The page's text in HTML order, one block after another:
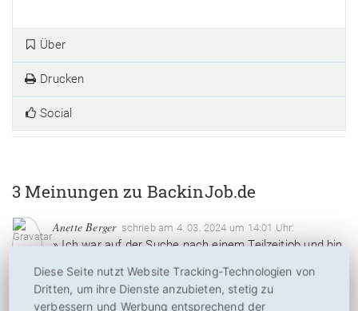
Über
Drucken
Social
3 Meinungen zu BackinJob.de
Anette Bergerschrieb am 4. 03. 2024 um 14:01 Uhr:
» Ich war auf der Suche nach einem Teilzeitjob und bin
auf backinjob.de gestoßen. Die Seite ist sehr gut
strukturiert und ich habe viele aktuelle Jobangebote
finden können, auf die ich mich direkt beworben habe.
Diese Seite nutzt Website Tracking-Technologien von
Dritten, um ihre Dienste anzubieten, stetig zu
verbessern und Werbung entsprechend der